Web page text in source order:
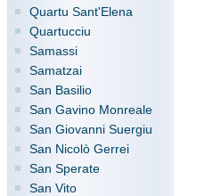
Quartu Sant'Elena
Quartucciu
Samassi
Samatzai
San Basilio
San Gavino Monreale
San Giovanni Suergiu
San Nicolò Gerrei
San Sperate
San Vito